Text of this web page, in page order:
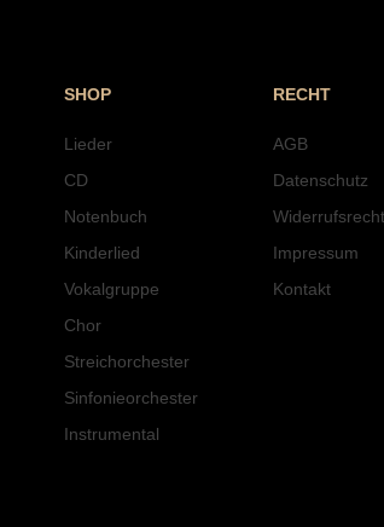
SHOP
Lieder
CD
Notenbuch
Kinderlied
Vokalgruppe
Chor
Streichorchester
Sinfonieorchester
Instrumental
RECHT
AGB
Datenschutz
Widerrufsrecht
Impressum
Kontakt